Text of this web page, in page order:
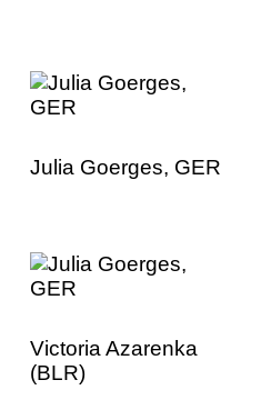
Julia Goerges, GER
Victoria Azarenka
(BLR)